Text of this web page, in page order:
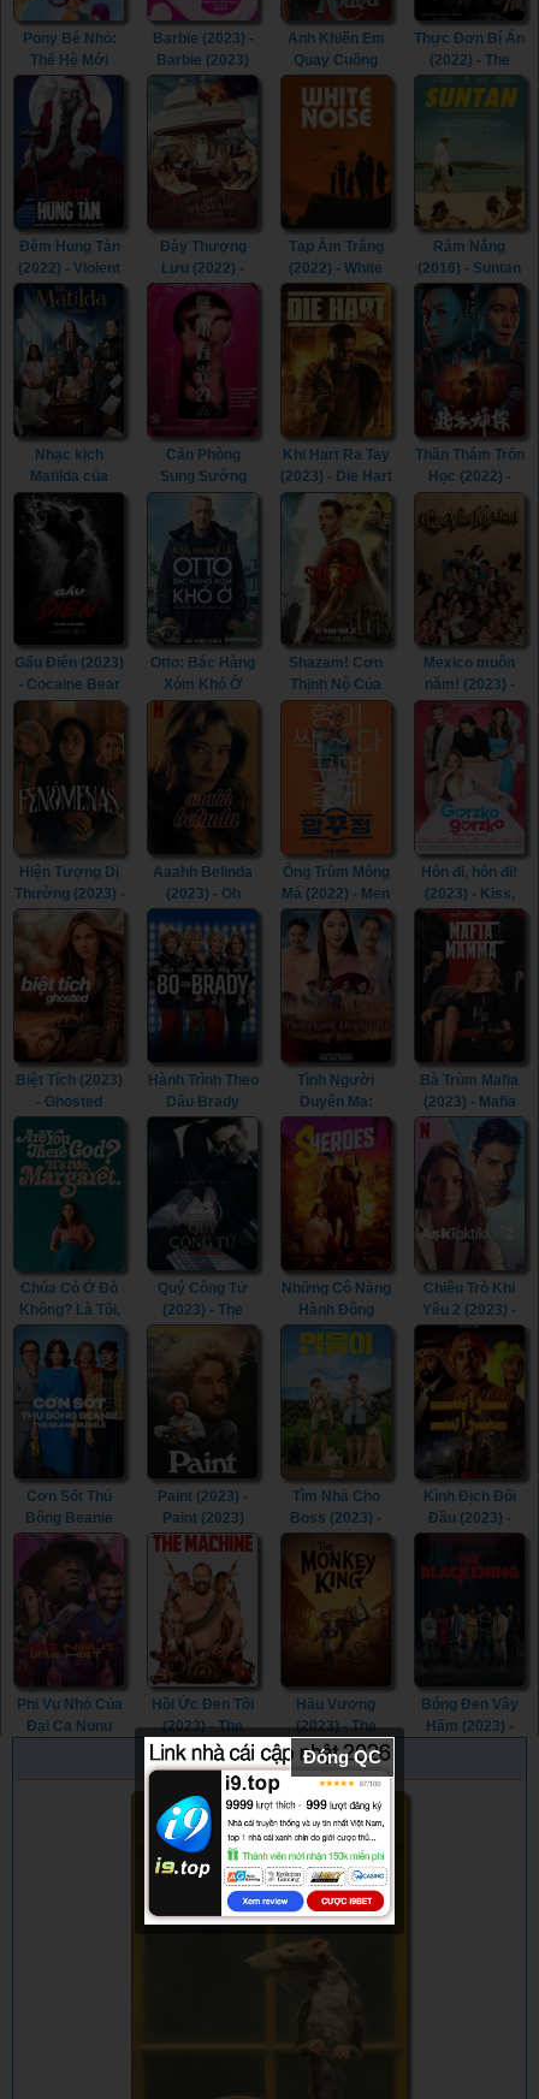
Pony Bé Nhỏ:
Thế Hệ Mới
(2021) - My
Little Pony: A
New Generation
(2021)
Barbie (2023) -
Barbie (2023)
Anh Khiến Em
Quay Cuồng
(2022) - Spin Me
Round (2022)
Thực Đơn Bí Ẩn
(2022) - The
Đêm Hung Tàn
(2022) - Violent
Night (2022)
Đáy Thượng
Lưu (2022) -
Triangle of
Sadness (2022)
Tạp Âm Trắng
(2022) - White
Noise (2022)
Rám Nắng
(2016) - Suntan
(2016)
Nhạc kịch
Matilda của
Roald Dahl
(2022) - Roald
Dahl's Matilda
(2022)
Căn Phòng
Sung Sướng
(2015) - In the
Room (2015)
Khi Hart Ra Tay
(2023) - Die Hart
(2023)
Thần Thám Trốn
Học (2022) -
Detective Chen
(2022)
Gấu Điên (2023)
- Cocaine Bear
(2023)
Otto: Bác Hàng
Xóm Khó Ở
(2022) - A Man
Called Otto
(2022)
Shazam! Cơn
Thịnh Nộ Của
Các Vị Thần
(2023) -
Shazam! Fury of
the Gods (2023)
Mexico muôn
năm! (2023) -
¡Que Viva
México! (2023)
Hiện Tượng Dị
Thường (2023) -
Phenomena
(2023)
Aaahh Belinda
(2023) - Oh
Ông Trùm Mông
Má (2022) - Men
of Plastic (2022)
Hôn đi, hôn đi!
(2023) - Kiss,
Kiss! (2023)
Biệt Tích (2023)
- Ghosted
Hành Trình Theo
Dấu Brady
(2023) - 80 for
Brady (2023)
Tình Người
Duyên Ma:
Ngoại Truyện
(2023) - Tid Noi:
More Than True
Love (2023)
Bà Trùm Mafia
(2023) - Mafia
Mamma (2023)
Chúa Có Ở Đó
Không? Là Tôi,
Margaret (2023)
- Are You There
God? It’s Me,
Margaret.
(2023)
Quý Công Tử
(2023) - The
Childe (2023)
Những Cô Nàng
Hành Động
(2023) -
Sheroes (2023)
Chiêu Trò Khi
Yêu 2 (2023) -
Love Tactics 2
(2023)
Cơn Sốt Thú
Bông Beanie
(2023) - The
Beanie Bubble
(2023)
Paint (2023) -
Paint (2023)
Tìm Nhà Cho
Boss (2023) -
My Heart Puppy
(2023)
Kình Địch Đối
Đầu (2023) -
(2023)
Phi Vụ Nhỏ Của
Đại Ca Nunu
Hồi Ức Đen Tối
(2023) - The
Machine (2023)
Hầu Vương
(2023) - The
Monkey King
(2023)
Bóng Đen Vây
Hãm (2023) -
PHIM NGẪU NHIÊN
Đóng QC